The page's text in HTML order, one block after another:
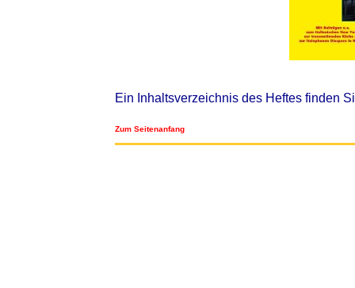
Ein Inhaltsverzeichnis des Heftes finden
Zum Seitenanfang